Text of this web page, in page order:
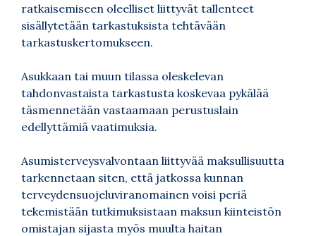
ratkaisemiseen oleelliset liittyvät tallenteet
sisällytetään tarkastuksista tehtävään
tarkastuskertomukseen.
Asukkaan tai muun tilassa oleskelevan
tahdonvastaista tarkastusta koskevaa pykälää
täsmennetään vastaamaan perustuslain
edellyttämiä vaatimuksia.
Asumisterveysvalvontaan liittyvää maksullisuutta
tarkennetaan siten, että jatkossa kunnan
terveydensuojeluviranomainen voisi periä
tekemistään tutkimuksistaan maksun kiinteistön
omistajan sijasta myös muulta haitan